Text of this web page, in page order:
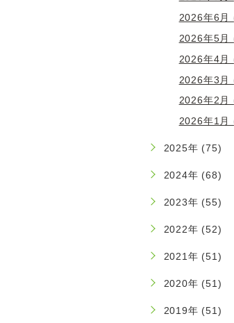
2026年6月
2026年5月
2026年4月
2026年3月
2026年2月
2026年1月
2025年 (75)
2024年 (68)
2023年 (55)
2022年 (52)
2021年 (51)
2020年 (51)
2019年 (51)